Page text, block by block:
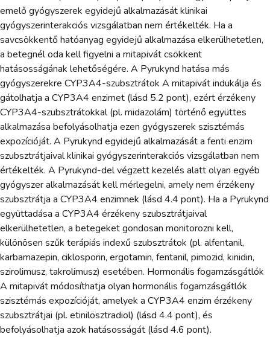
emelő gyógyszerek egyidejű alkalmazását klinikai
gyógyszerinterakciós vizsgálatban nem értékelték. Ha a
savcsökkentő hatóanyag egyidejű alkalmazása elkerülhetetlen,
a betegnél oda kell figyelni a mitapivát csökkent
hatásosságának lehetőségére. A Pyrukynd hatása más
gyógyszerekre CYP3A4-szubsztrátok A mitapivát indukálja és
gátolhatja a CYP3A4 enzimet (lásd 5.2 pont), ezért érzékeny
CYP3A4-szubsztrátokkal (pl. midazolám) történő együttes
alkalmazása befolyásolhatja ezen gyógyszerek szisztémás
expozícióját. A Pyrukynd egyidejű alkalmazását a fenti enzim
szubsztrátjaival klinikai gyógyszerinterakciós vizsgálatban nem
értékelték. A Pyrukynd-del végzett kezelés alatt olyan egyéb
gyógyszer alkalmazását kell mérlegelni, amely nem érzékeny
szubsztrátja a CYP3A4 enzimnek (lásd 4.4 pont). Ha a Pyrukynd
együttadása a CYP3A4 érzékeny szubsztrátjaival
elkerülhetetlen, a betegeket gondosan monitorozni kell,
különösen szűk terápiás indexű szubsztrátok (pl. alfentanil,
karbamazepin, ciklosporin, ergotamin, fentanil, pimozid, kinidin,
szirolimusz, takrolimusz) esetében. Hormonális fogamzásgátlók
A mitapivát módosíthatja olyan hormonális fogamzásgátlók
szisztémás expozícióját, amelyek a CYP3A4 enzim érzékeny
szubsztrátjai (pl. etinilösztradiol) (lásd 4.4 pont), és
befolyásolhatja azok hatásosságát (lásd 4.6 pont).